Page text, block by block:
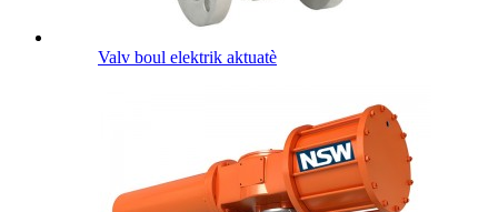
Valv boul elektrik aktuatè